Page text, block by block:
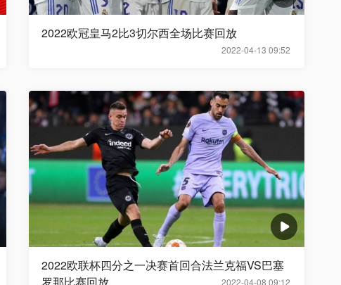
2022-04-13 09:52
2022欧冠皇马2比3切尔西全场比赛回放
2022-04-08 09:12
2022欧联杯四分之一决赛首回合法兰克福VS巴塞